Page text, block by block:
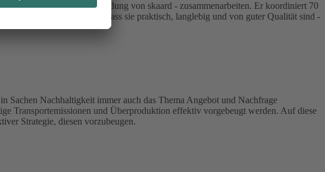
2017 - also seit der Gründung von skaard - zusammenarbeiten. Er koordiniert 70
Shawn besonders, dass sie praktisch, langlebig und von guter Qualität sind -
Sachen Nachhaltigkeit immer auch das Thema Angebot und Nachfrage
Transportemissionen und Überproduktion effektiv vorgebeugt werden. Auf diese
Strategie, diesen vorzubeugen.